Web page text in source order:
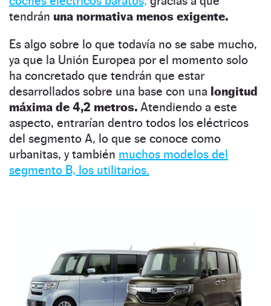
tendrán una normativa menos exigente.
Es algo sobre lo que todavía no se sabe mucho,
ya que la Unión Europea por el momento solo
ha concretado que tendrán que estar
desarrollados sobre una base con una longitud
máxima de 4,2 metros. Atendiendo a este
aspecto, entrarían dentro todos los eléctricos
del segmento A, lo que se conoce como
urbanitas, y también muchos modelos del
segmento B, los utilitarios.